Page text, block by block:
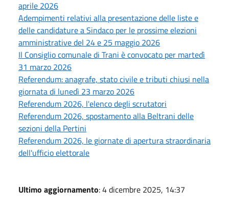
aprile 2026
Adempimenti relativi alla presentazione delle liste e
delle candidature a Sindaco per le prossime elezioni
amministrative del 24 e 25 maggio 2026
Il Consiglio comunale di Trani è convocato per martedì
31 marzo 2026
Referendum: anagrafe, stato civile e tributi chiusi nella
giornata di lunedì 23 marzo 2026
Referendum 2026, l'elenco degli scrutatori
Referendum 2026, spostamento alla Beltrani delle
sezioni della Pertini
Referendum 2026, le giornate di apertura straordinaria
dell'ufficio elettorale
Ultimo aggiornamento: 4 dicembre 2025, 14:37